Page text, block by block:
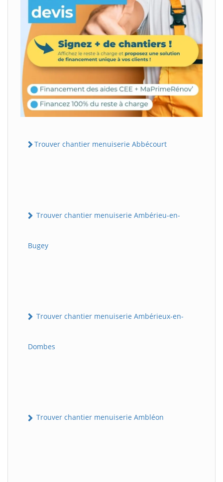
Trouver chantier menuiserie Abbécourt
Trouver chantier menuiserie Ambérieu-en-
Bugey
Trouver chantier menuiserie Ambérieux-en-
Dombes
Trouver chantier menuiserie Ambléon